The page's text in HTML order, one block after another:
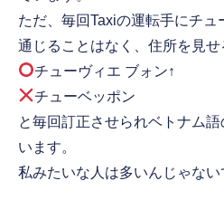
ただ、毎回Taxiの運転手にチュ
通じることはなく、住所を見せ
チューヴィエ ブォン↑
チューベッポン
と毎回訂正させられベトナム
います。
私みたいな人は多いんじゃない